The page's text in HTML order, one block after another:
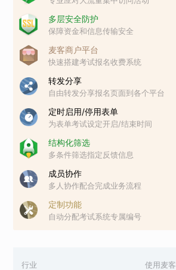
行业 使用麦客
多层安全防护
保障资金和信息传输安全
麦客商户平台
快速搭建考试报名收费系统
转发分享
自由转发分享报名页面到各个平台
定时启用/停用表单
为表单考试设定开启/结束时间
结构化筛选
多条件筛选指定反馈信息
成员协作
多人协作配合完成业务流程
定制功能
自动分配考试系统专属编号